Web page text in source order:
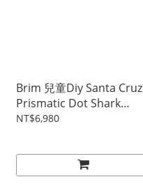
Brim 兒童Diy Santa Cruz
Prismatic Dot Shark
27.7"│衝浪滑板
NT$6,980